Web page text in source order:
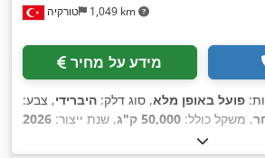
טורקיה 1,049 km
מידע על מחיר
פועל באופן מלא, סוג דלק: היברידי, צבע:
, משקל כולל: 50,000 ק"ג , שנת ייצור: 2026